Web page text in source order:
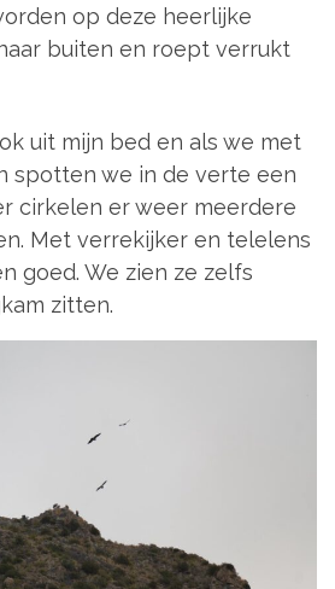
op deze heerlijke
buiten en roept verrukt
uit mijn bed en als we met
spotten we in de verte een
cirkelen er weer meerdere
Met verrekijker en telelens
goed. We zien ze zelfs
zitten.